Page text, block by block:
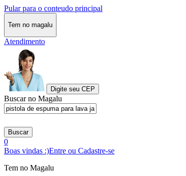
Pular para o conteudo principal
Tem no magalu
Atendimento
Digite seu CEP
Buscar no Magalu
Buscar
0
Boas vindas :)Entre ou Cadastre-se
Tem no Magalu